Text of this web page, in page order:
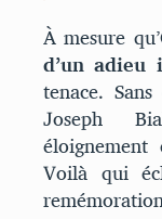
À mesure
d’un adieu
tenace.
Joseph
Voilà qui